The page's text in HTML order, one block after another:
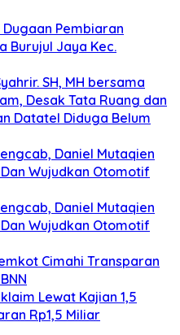
Dugaan Pembiaran
Burujul Jaya Kec.
SH, MH bersama
Desak Tata Ruang dan
Datatel Diduga Belum
Daniel Mutaqien
Wujudkan Otomotif
Daniel Mutaqien
Wujudkan Otomotif
Cimahi Transparan
Lewat Kajian 1,5
Rp1,5 Miliar